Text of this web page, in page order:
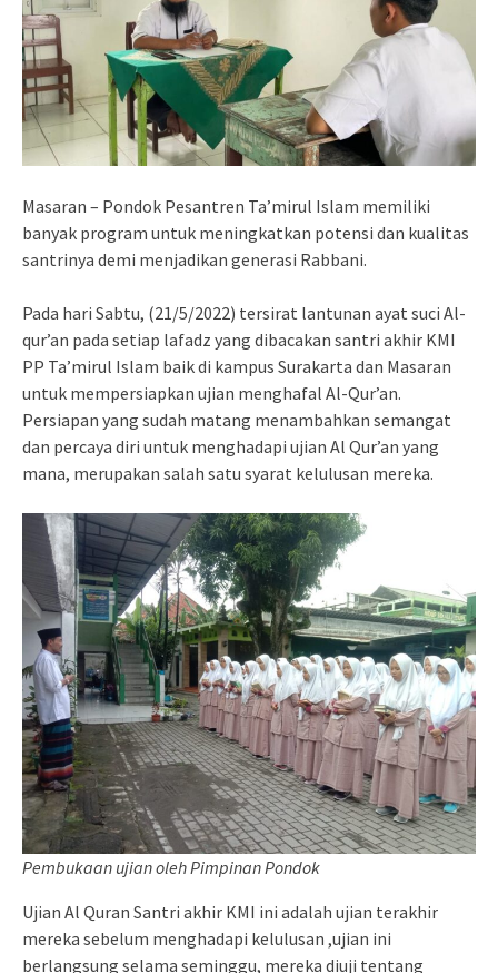
Masaran – Pondok Pesantren Ta’mirul Islam memiliki
banyak program untuk meningkatkan potensi dan kualitas
santrinya demi menjadikan generasi Rabbani.
Pada hari Sabtu, (21/5/2022) tersirat lantunan ayat suci Al-
qur’an pada setiap lafadz yang dibacakan santri akhir KMI
PP Ta’mirul Islam baik di kampus Surakarta dan Masaran
untuk mempersiapkan ujian menghafal Al-Qur’an.
Persiapan yang sudah matang menambahkan semangat
dan percaya diri untuk menghadapi ujian Al Qur’an yang
mana, merupakan salah satu syarat kelulusan mereka.
Pembukaan ujian oleh Pimpinan Pondok
Ujian Al Quran Santri akhir KMI ini adalah ujian terakhir
mereka sebelum menghadapi kelulusan ,ujian ini
berlangsung selama seminggu, mereka diuji tentang